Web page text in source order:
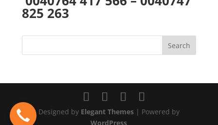
825 263
Designed by Elegant Themes| Powered by
WordPress